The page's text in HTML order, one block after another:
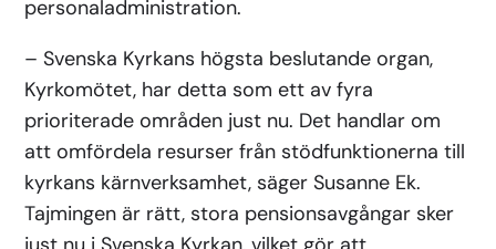
personaladministration.
– Svenska Kyrkans högsta beslutande organ,
Kyrkomötet, har detta som ett av fyra
prioriterade områden just nu. Det handlar om
att omfördela resurser från stödfunktionerna till
kyrkans kärnverksamhet, säger Susanne Ek.
Tajmingen är rätt, stora pensionsavgångar sker